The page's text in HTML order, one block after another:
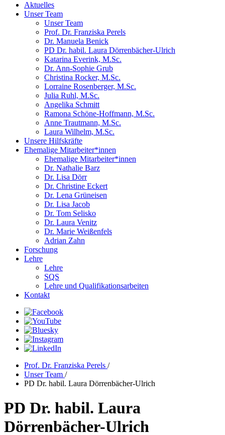
Aktuelles
Unser Team
Unser Team
Prof. Dr. Franziska Perels
Dr. Manuela Benick
PD Dr. habil. Laura Dörrenbächer-Ulrich
Katarina Everink, M.Sc.
Dr. Ann-Sophie Grub
Christina Rocker, M.Sc.
Lorraine Rosenberger, M.Sc.
Julia Ruhl, M.Sc.
Angelika Schmitt
Ramona Schöne-Hoffmann, M.Sc.
Anne Trautmann, M.Sc.
Laura Wilhelm, M.Sc.
Unsere Hilfskräfte
Ehemalige Mitarbeiter*innen
Ehemalige Mitarbeiter*innen
Dr. Nathalie Barz
Dr. Lisa Dörr
Dr. Christine Eckert
Dr. Lena Grüneisen
Dr. Lisa Jacob
Dr. Tom Selisko
Dr. Laura Venitz
Dr. Marie Weißenfels
Adrian Zahn
Forschung
Lehre
Lehre
SQS
Lehre und Qualifikationsarbeiten
Kontakt
Prof. Dr. Franziska Perels /
Unser Team /
PD Dr. habil. Laura Dörrenbächer-Ulrich
PD Dr. habil. Laura
Dörrenbächer-Ulrich